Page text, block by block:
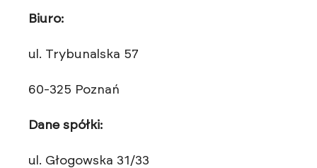
Biuro:
ul. Trybunalska 57
60-325 Poznań
Dane spółki:
ul. Głogowska 31/33